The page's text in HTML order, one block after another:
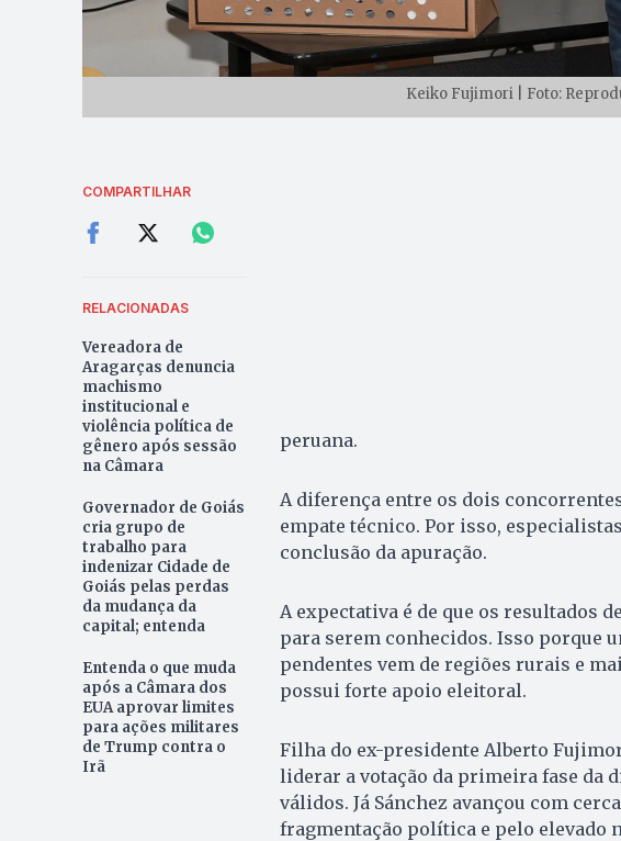
Keiko Fujimori | Foto:
COMPARTILHAR
RELACIONADAS
Vereadora de
Aragarças denuncia
machismo
institucional e
violência política de
gênero após sessão
na Câmara
Governador de Goiás
cria grupo de
trabalho para
indenizar Cidade de
Goiás pelas perdas
da mudança da
capital; entenda
Entenda o que muda
após a Câmara dos
EUA aprovar limites
para ações militares
de Trump contra o
Irã
peruana.
A diferença entre os dois
empate técnico. Por isso,
conclusão da apuração.
A expectativa é de que os resultados
para serem conhecidos. Isso porque
pendentes vem de regiões rurais e
possui forte apoio eleitoral.
Filha do ex-presidente Alberto
liderar a votação da primeira fase da
válidos. Já Sánchez avançou com
fragmentação política e pelo elevado